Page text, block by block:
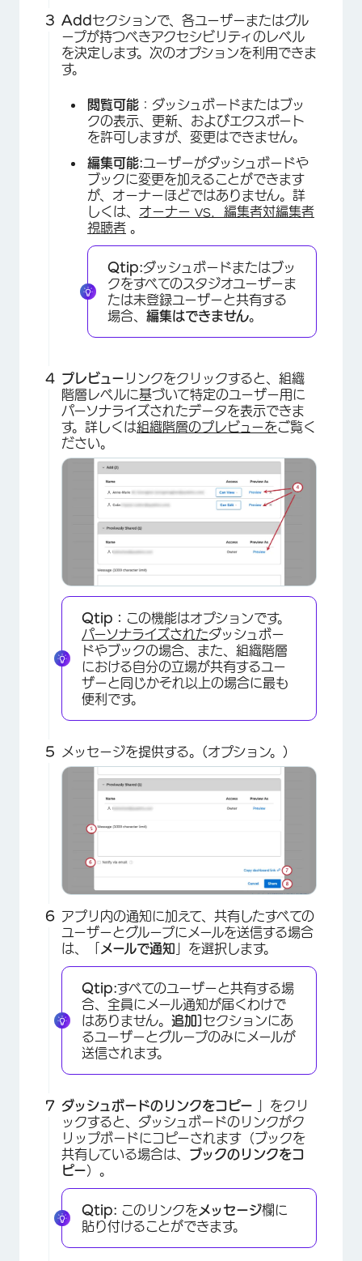
Add セクションで、各ユーザーまたはグル
ープが持つべきアクセシビリティのレベル
を決定します。次のオプションを利用できま
す。
閲覧可能 ：ダッシュボードまたはブッ
クの表示、更新、およびエクスポート
を許可しますが、変更はできません。
編集可能:ユーザーがダッシュボードや
ブックに変更を加えることができます
が、オーナーほどではありません。詳
しくは、 オーナー vs．編集者対編集者
視聴者 。
Qtip:ダッシュボードまたはブッ
クをすべてのスタジオユーザーま
たは未登録ユーザーと共有する
場合、 編集はできません。
プレビュー リンクをクリックすると、組織
階層レベルに基づいて特定のユーザー用に
パーソナライズされたデータを表示できま
す。詳しくは組織階層のプレビューをご覧く
ださい。
×
Qtip： この機能はオプションです。
パーソナライズされたダッシュボー
ドやブックの場合、また、組織階層
における自分の立場が共有するユー
ザーと同じかそれ以上の場合に最も
便利です。
メッセージを提供する。(オプション。)
アプリ内の通知に加えて、共有したすべての
ユーザーとグループにメールを送信する場合
は、「
メールで通知 」を選択します。
Qtip:すべてのユーザーと共有する場
合、全員にメール通知が届くわけで
はありません。 追加] セクションにあ
るユーザーとグループのみにメールが
送信されます。
ダッシュボードのリンクをコピー
」をクリ
ックすると、ダッシュボードのリンクがク
リップボードにコピーされます（ブックを
共有している場合は、 ブックのリンクをコ
ピー）。
Qtip: このリンクをメッセージ欄に
貼り付けることができます。